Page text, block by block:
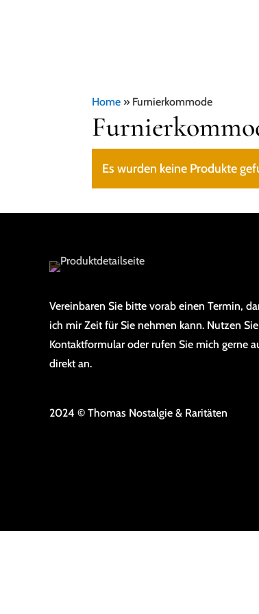
Home » Furnierkommode
Es wurden keine Produkte
Vereinbaren Sie bitte vorab einen Termin,
ich mir Zeit für Sie nehmen kann. Nutzen
Kontaktformular oder rufen Sie mich gerne
direkt an.
2024 © Thomas Nostalgie & Raritäten